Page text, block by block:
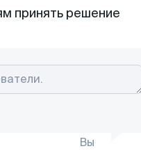
принять решение
Вы